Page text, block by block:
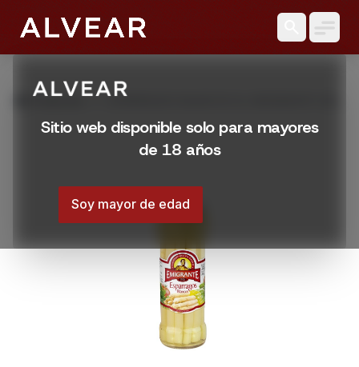
Sitio web disponible solo para mayores
de 18 años
Soy mayor de edad
Productos
ESPARRAGOS BLANCOS EL EMIGRANTE 330